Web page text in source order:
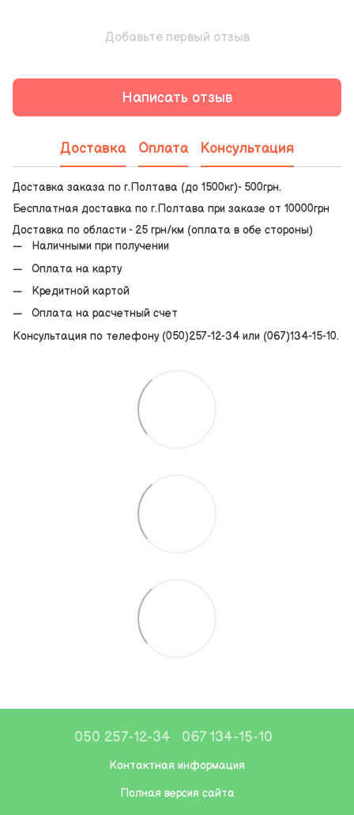
Добавьте первый отзыв
Написать отзыв
Доставка Оплата Консультация
Доставка заказа по г.Полтава (до 1500кг)- 500грн.
Бесплатная доставка по г.Полтава при заказе от 10000грн
Доставка по области - 25 грн/км (оплата в обе стороны)
Наличными при получении
Оплата на карту
Кредитной картой
Оплата на расчетный счет
Консультация по телефону (050)257-12-34 или (067)134-15-10.
050 257-12-34 067 134-15-10
Контактная информация
Полная версия сайта